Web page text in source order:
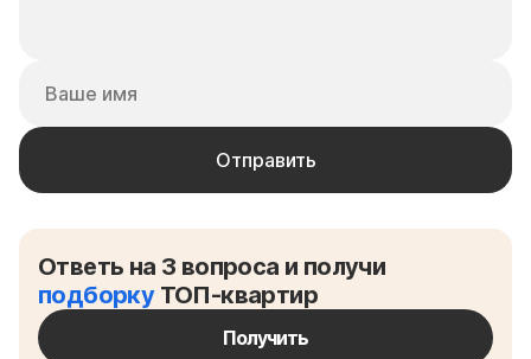
Ответь на 3 вопроса и получи
подборкуТОП-квартир
Получить